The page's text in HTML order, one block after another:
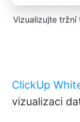
Vizualizujte tržní
ClickUp
vizualizaci